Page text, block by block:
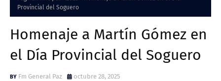
Provincial del Soguero
Homenaje a Martín Gómez en
el Día Provincial del Soguero
Fm General Paz octubre 28, 2025